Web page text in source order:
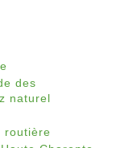
des
naturel
routière